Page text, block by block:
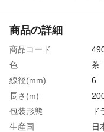
商品の詳細
商品コード
色
茶
線径(mm)
6
長さ(m)
包装形態
ド
生産国
日